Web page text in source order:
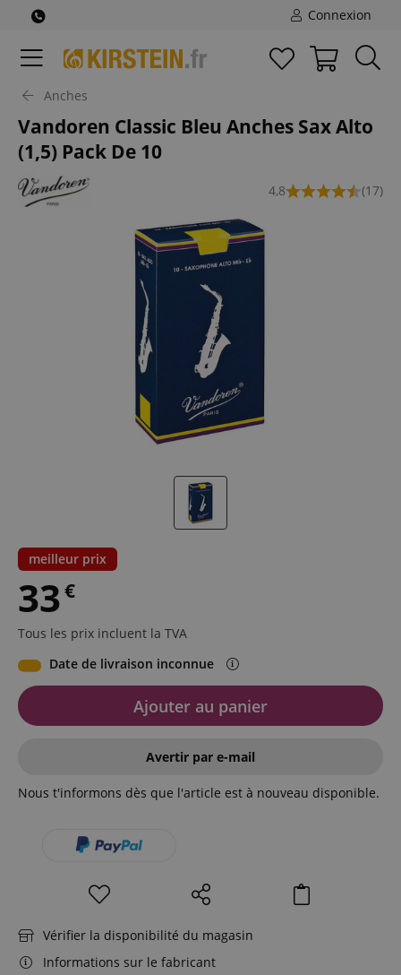
Connexion
Anches
Vandoren Classic Bleu Anches Sax Alto
(1,5) Pack De 10
4,8 (17)
meilleur prix
33€
Tous les prix incluent la TVA
Date de livraison inconnue
Ajouter au panier
Avertir par e-mail
Nous t'informons dès que l'article est à nouveau disponible.
Vérifier la disponibilité du magasin
Informations sur le fabricant